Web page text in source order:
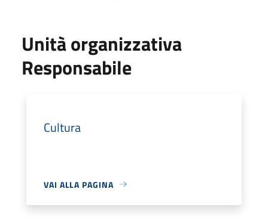
Unità organizzativa
Responsabile
Cultura
VAI ALLA PAGINA